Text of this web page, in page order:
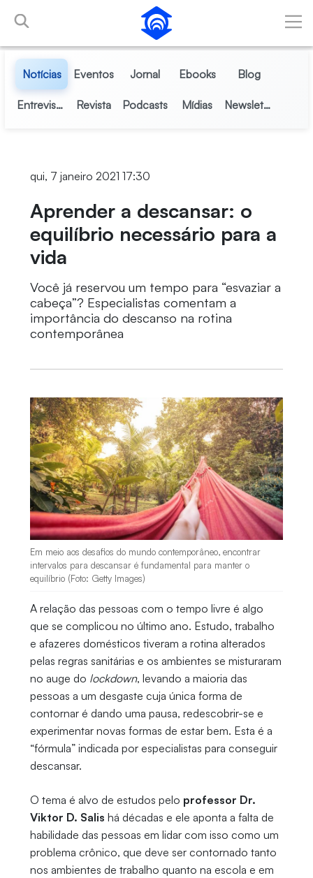
Pular para o Conteúdo principal
Notícias Eventos Jornal Ebooks Blog
Entrevistas Revista Podcasts Mídias Newsletter
qui, 7 janeiro 2021 17:30
Aprender a descansar: o
equilíbrio necessário para a
vida
Você já reservou um tempo para “esvaziar a
cabeça”? Especialistas comentam a
importância do descanso na rotina
contemporânea
Em meio aos desafios do mundo contemporâneo, encontrar
intervalos para descansar é fundamental para manter o
equilíbrio (Foto: Getty Images)
A relação das pessoas com o tempo livre é algo
que se complicou no último ano. Estudo, trabalho
e afazeres domésticos tiveram a rotina alterados
pelas regras sanitárias e os ambientes se misturaram
no auge do lockdown, levando a maioria das
pessoas a um desgaste cuja única forma de
contornar é dando uma pausa, redescobrir-se e
experimentar novas formas de estar bem. Esta é a
“fórmula” indicada por especialistas para conseguir
descansar.
O tema é alvo de estudos pelo professor Dr.
Viktor D. Salis há décadas e ele aponta a falta de
habilidade das pessoas em lidar com isso como um
problema crônico, que deve ser contornado tanto
nos ambientes de trabalho quanto na escola e em